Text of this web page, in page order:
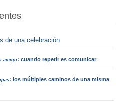
de una celebración
amigo: cuando repetir es comunicar
: los múltiples caminos de una misma